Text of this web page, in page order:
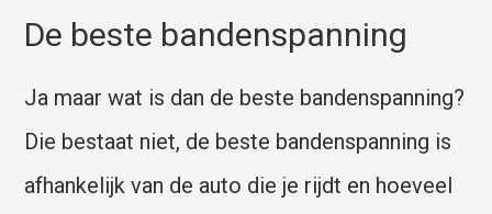
De beste bandenspanning
Ja maar wat is dan de beste bandenspanning?
Die bestaat niet, de beste bandenspanning is
afhankelijk van de auto die je rijdt en hoeveel